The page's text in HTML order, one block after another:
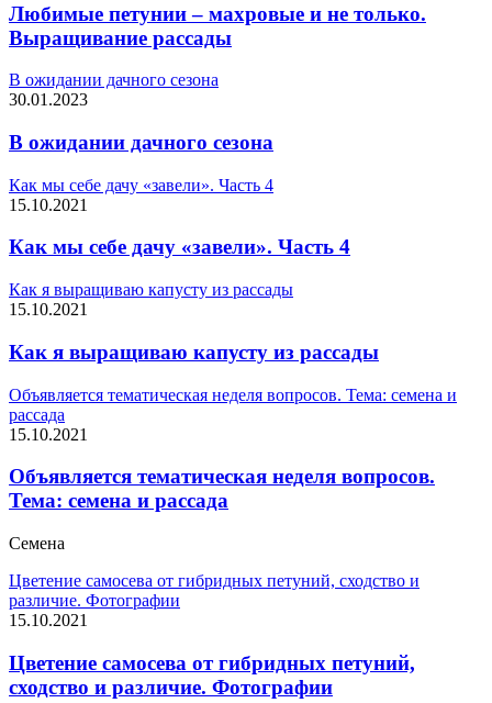
Любимые петунии – махровые и не только.
Выращивание рассады
В ожидании дачного сезона
30.01.2023
В ожидании дачного сезона
Как мы себе дачу «завели». Часть 4
15.10.2021
Как мы себе дачу «завели». Часть 4
Как я выращиваю капусту из рассады
15.10.2021
Как я выращиваю капусту из рассады
Объявляется тематическая неделя вопросов. Тема: семена и
рассада
15.10.2021
Объявляется тематическая неделя вопросов.
Тема: семена и рассада
Семена
Цветение самосева от гибридных петуний, сходство и
различие. Фотографии
15.10.2021
Цветение самосева от гибридных петуний,
сходство и различие. Фотографии